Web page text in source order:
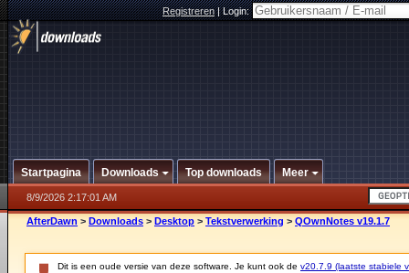
Registreren|Login:
Startpagina Downloads Top downloads Meer
8/9/2026 2:17:01 AM
AfterDawn > Downloads > Desktop > Tekstverwerking > QOwnNotes v19.1.7
Dit is een oude versie van deze software. Je kunt ook de v20.7.9 (laatste stabiele